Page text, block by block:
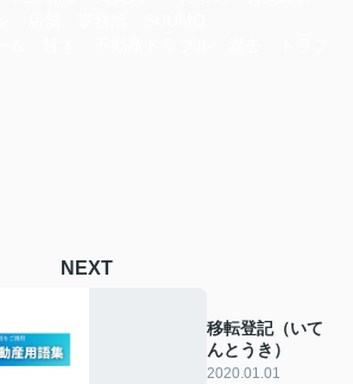
NEXT
移転登記（いて
んとうき）
2020.01.01